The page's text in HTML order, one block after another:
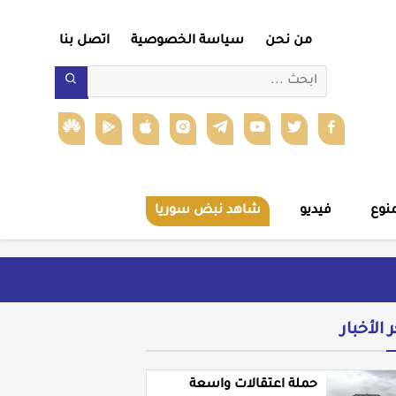
من نحن سياسة الخصوصية اتصل بنا
فيديو شاهد نبض سوريا
الأخبار
حملة اعتقالات واسعة